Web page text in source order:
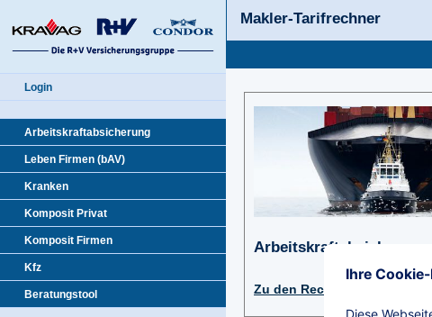
Makler-Tarifrechner
Login
Arbeitskraftabsicherung
Leben Firmen (bAV)
Kranken
Komposit Privat
Komposit Firmen
Kfz
Beratungstool
Arbeitskraftabsicherung
Zu den Rechnern